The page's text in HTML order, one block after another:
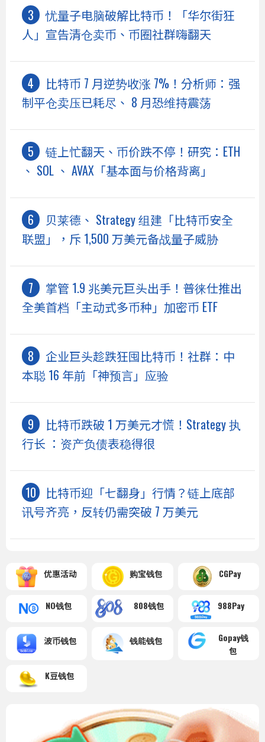
忧量子电脑破解比特币！「华尔街狂
人」宣告清仓卖币、币圈社群嗨翻天
比特币 7 月逆势收涨 7%！分析师：强
制平仓卖压已耗尽、 8 月恐维持震荡
链上忙翻天、币价跌不停！研究：ETH
、 SOL 、 AVAX「基本面与价格背离」
贝莱德、 Strategy 组建「比特币安全
联盟」，斥 1,500 万美元备战量子威胁
掌管 1.9 兆美元巨头出手！普徕仕推出
全美首档「主动式多币种」加密币 ETF
企业巨头趁跌狂囤比特币！社群：中
本聪 16 年前「神预言」应验
比特币跌破 1 万美元才慌！Strategy 执
行长 ：资产负债表稳得很
比特币迎「七翻身」行情？链上底部
讯号齐亮，反转仍需突破 7 万美元
优惠活动 购宝钱包 CGPay
NO钱包 808钱包 988Pay
波币钱包 钱能钱包
Gopay钱
包
K豆钱包